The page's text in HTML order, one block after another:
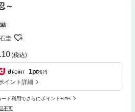
～
結
圭
(税込)
1pt獲得
イント詳細
ード利用でさらにポイント+2%
不可